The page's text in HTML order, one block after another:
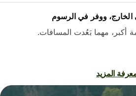
ووفر في الرسوم
أكبر، مهما بَعُدت المسافات.
المزيد